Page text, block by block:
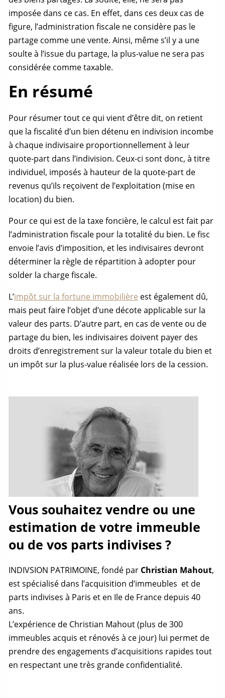
imposée dans ce cas. En effet, dans ces deux cas de
figure, l’administration fiscale ne considère pas le
partagecomme une vente. Ainsi, même s’il y a une
soulteà l’issue du partage, la plus-value ne sera pas
considérée comme taxable.
En résumé
Pour résumer tout ce qui vient d’être dit, on retient
que la fiscalité d’un bien détenu en indivision incombe
à chaque indivisaire proportionnellement à leur
quote-partdans l’indivision. Ceux-ci sont donc, à titre
individuel, imposés à hauteur de la quote-partde
revenus qu’ils reçoivent de l’exploitation (mise en
location) du bien.
Pour ce qui est de la taxe foncière, le calcul est fait par
l’administration fiscale pour la totalité du bien. Le fisc
envoie l’avis d’imposition, et les indivisaires devront
déterminer la règle de répartition à adopter pour
solder la charge fiscale.
L’impôt sur la fortune immobilière est également dû,
mais peut faire l’objet d’une décote applicable sur la
valeur des parts. D’autre part, en cas de vente ou de
partagedu bien, les indivisaires doivent payer des
droits d’enregistrement sur la valeur totale du bien et
un impôt sur la plus-value réalisée lors de la cession.
Vous souhaitez vendre ou une
estimation de votre immeuble
ou de vos parts indivises ?
INDIVSION PATRIMOINE, fondé par Christian Mahout,
est spécialisé dans l’acquisition d’immeubles et de
parts indivises à Paris et en Ile de France depuis 40
ans.
L’expérience de Christian Mahout (plus de 300
immeubles acquis et rénovés à ce jour) lui permet de
prendre des engagements d’acquisitions rapides tout
en respectant une très grande confidentialité.